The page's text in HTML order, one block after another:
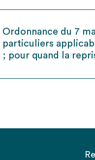
Ordonnance du 7
particuliers
; pour quand la